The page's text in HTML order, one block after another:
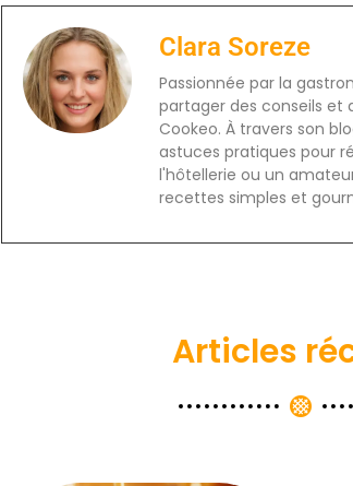
Clara Soreze
Passionnée par la
partager des conseils et
Cookeo. À travers son
astuces pratiques pour
l'hôtellerie ou un
recettes simples et
Articles